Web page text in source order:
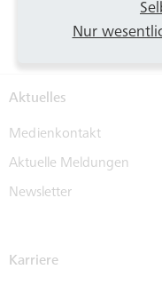
Aktuelles
Medienkontakt
Aktuelle Meldungen
Newsletter
Karriere
Nur